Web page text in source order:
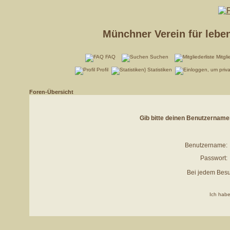
Münchner Verein für
FAQ Suchen
Profil Statistiken
Foren-Übersicht
Gib bitte deinen
Benutzername:
Passwort:
Bei jedem
Ich